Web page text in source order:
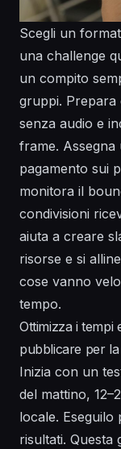
Scegli un
una challenge
un compito
gruppi. Prepara
senza audio e
frame.
pagamento sui
monitora il
condivisioni
aiuta a creare
risorse e si
cose vanno
tempo.
Ottimizza i tempi
pubblicare per
Inizia con un
del mattino,
locale.
risultati. Questa